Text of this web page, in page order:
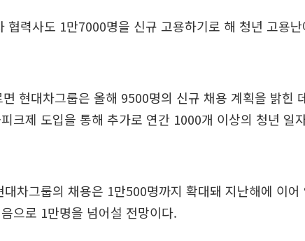
협력사도 1만7000명을 신규 고용하기로 해 청년 고용
현대차그룹은 올해 9500명의 신규 채용 계획을 밝힌
크제 도입을 통해 추가로 연간 1000개 이상의 청년 일
차그룹의 채용은 1만500명까지 확대돼 지난해에 이어
으로 1만명을 넘어설 전망이다.